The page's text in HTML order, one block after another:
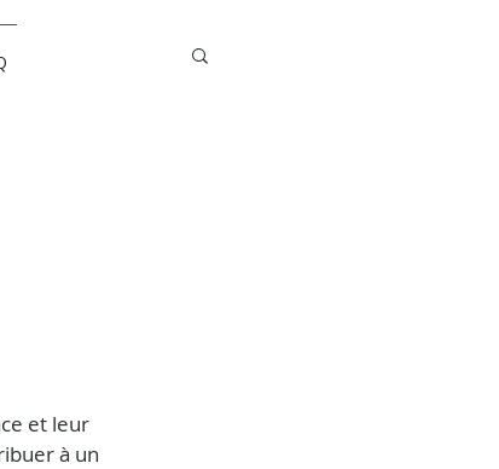
et leur
à un